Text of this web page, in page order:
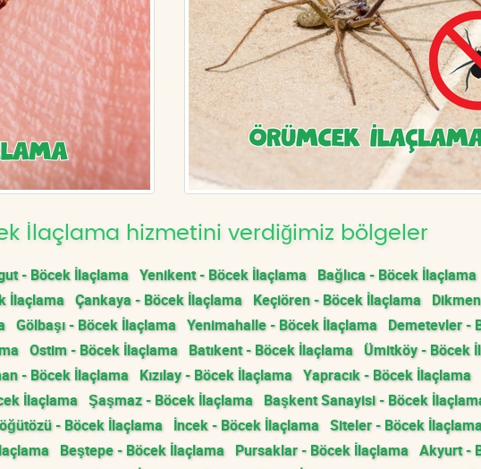
İlaçlama hizmetini verdiğimiz bölgeler
- Böcek İlaçlama Yenikent - Böcek İlaçlama Bağlıca - Böcek İlaçlama
İlaçlama Çankaya - Böcek İlaçlama Keçiören - Böcek İlaçlama
Gölbaşı - Böcek İlaçlama Yenimahalle - Böcek İlaçlama Demetevler -
Ostim - Böcek İlaçlama Batıkent - Böcek İlaçlama Ümitköy - Böcek
- Böcek İlaçlama Kızılay - Böcek İlaçlama Yapracık - Böcek İlaçlama
İlaçlama Şaşmaz - Böcek İlaçlama Başkent Sanayisi - Böcek
- Böcek İlaçlama İncek - Böcek İlaçlama Siteler - Böcek
Beştepe - Böcek İlaçlama Pursaklar - Böcek İlaçlama Akyurt -